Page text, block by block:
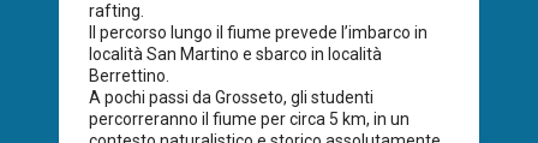
rafting.
Il percorso lungo il fiume prevede l’imbarco in
località San Martino e sbarco in località
Berrettino.
A pochi passi da Grosseto, gli studenti
percorreranno il fiume per circa 5 km, in un